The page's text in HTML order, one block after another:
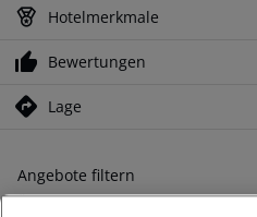
Hotelmerkmale
Bewertungen
Lage
Angebote filtern
Ändern Sie Ihre Kriterien nach